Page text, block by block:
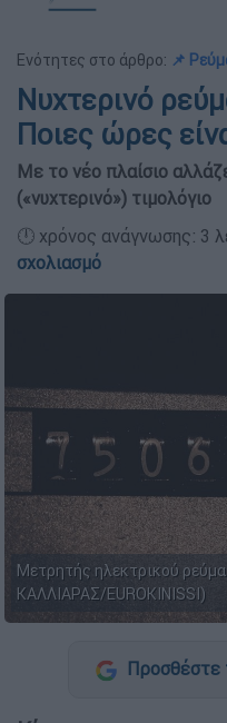
Ενότητες στο άρθρο: 📌
Νυχτερινό
Ποιες ώρες
Με το νέο πλαίσιο
(«νυχτερινό») τιμολόγιο
🕛 χρόνος ανάγνωσης:
σχολιασμό
Μετρητής ηλεκτρικού
ΚΑΛΛΙΑΡΑΣ/EUROKINISSI)